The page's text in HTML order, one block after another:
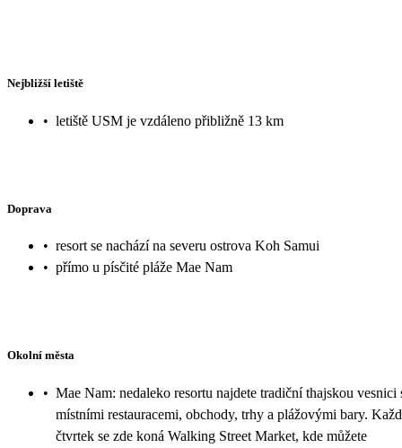
Nejbližší letiště
• letiště USM je vzdáleno přibližně 13 km
Doprava
• resort se nachází na severu ostrova Koh Samui
• přímo u písčité pláže Mae Nam
Okolní města
• Mae Nam: nedaleko resortu najdete tradiční thajskou vesnici
místními restauracemi, obchody, trhy a plážovými bary.
čtvrtek se zde koná Walking Street Market, kde můžete